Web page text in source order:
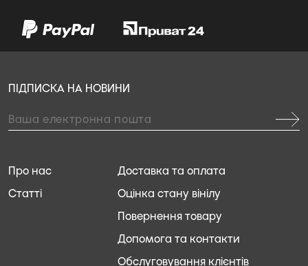
Доставка та оплата
Оцінка стану вінілу
Повернення товару
Допомога та контакти
Обслуговування клієнтів
Про нас
Статті
ПІДПИСКА НА НОВИНИ